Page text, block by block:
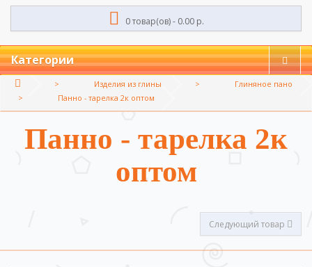
0 товар(ов) - 0.00 р.
Категории
Изделия из глины
Глиняное пано
Панно - тарелка 2к оптом
Панно - тарелка 2к
оптом
Следующий товар